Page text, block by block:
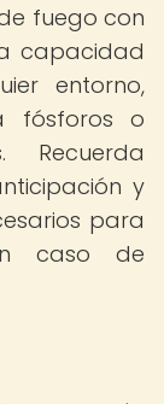
fuego con
capacidad
entorno,
fósforos o
Recuerda
y
para
caso de